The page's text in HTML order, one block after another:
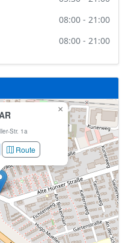
08:00 - 21:00
08:00 - 21:00
voor dit station.
database.
Str. 1a
Route
×